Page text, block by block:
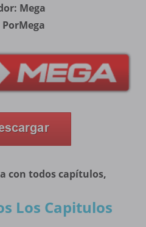
Mega
PorMega
con todos capítulos,
Los Capitulos